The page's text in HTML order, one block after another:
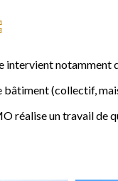
intervient notamment
bâtiment (collectif,
réalise un travail de